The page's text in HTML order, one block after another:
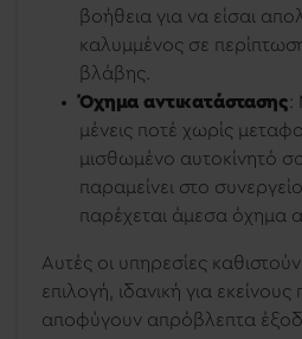
βοήθεια για να είσαι
καλυμμένος σε
βλάβης.
Όχημα αντικατάστασης:
μένεις ποτέ χωρίς
μισθωμένο αυτοκίνητό
παραμείνει στο
παρέχεται άμεσα όχημα
Αυτές οι υπηρεσίες
επιλογή, ιδανική για
αποφύγουν απρόβλεπτα